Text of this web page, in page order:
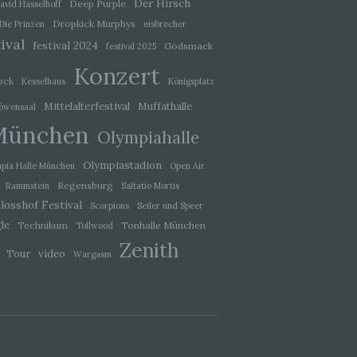
Hasselhoff
Deep Purple Der Hirsch
Die Prinzen Dropkick Murphys eisbrecher
festival 2024 festival 2025 Godsmack
Kesselhaus Konzert Königsplatz
Mittelalterfestival Muffathalle
Olympiahalle
Halle München Olympiastadion
Open Air
Rammstein
Regensburg Saltatio Mortis
Festival Scorpions Seiler und Speer
Technikum Tollwood Tonhalle München
Tour video Wargasm Zenith